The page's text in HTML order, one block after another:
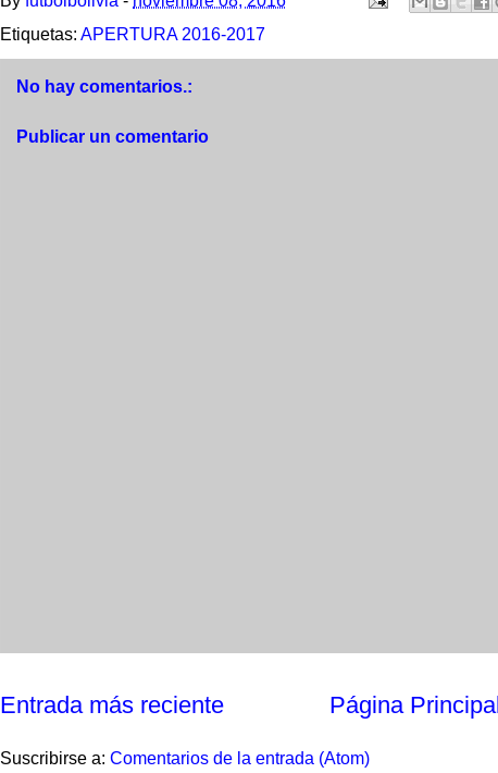
Etiquetas: APERTURA 2016-2017
No hay comentarios.:
Publicar un comentario
Entrada más reciente Página Principal
Suscribirse a: Comentarios de la entrada (Atom)